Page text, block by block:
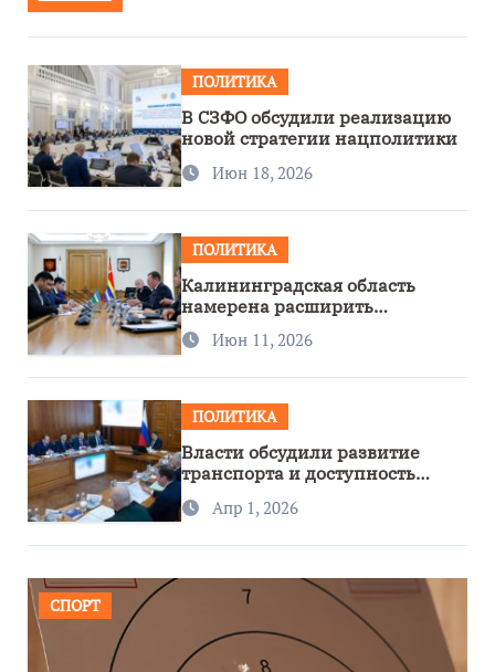
ПОЛИТИКА
В СЗФО обсудили реализацию
новой стратегии нацполитики
Июн 18, 2026
ПОЛИТИКА
Калининградская область
намерена расширить
сотрудничество с Узбекистаном
Июн 11, 2026
ПОЛИТИКА
Власти обсудили развитие
транспорта и доступность
региона
Апр 1, 2026
СПОРТ